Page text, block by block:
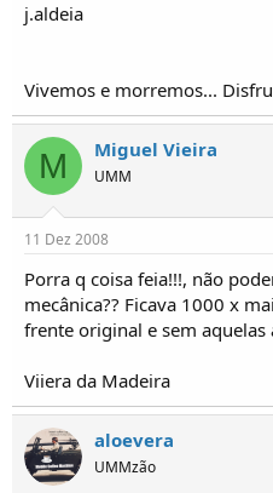
j.aldeia
Vivemos e morremos...
M Miguel Vieira
UMM
11 Dez 2008
Porra q coisa feia!!!, não
mecânica?? Ficava 1000 x
frente original e sem aquelas
Viiera da Madeira
aloevera
UMMzão